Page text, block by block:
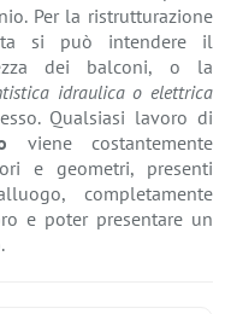
Per la ristrutturazione
si può intendere il
dei balconi, o la
idraulica o elettrica
Qualsiasi lavoro di
viene costantemente
e geometri, presenti
completamente
e poter presentare un